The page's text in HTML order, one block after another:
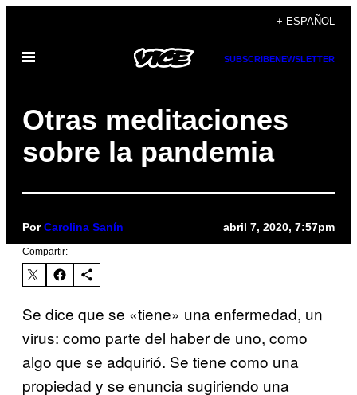
contenido
+ ESPAÑOL
Abrir
SUBSCRIBENEWSLETTER
Otras meditaciones
sobre la pandemia
PorCarolina Sanín abril 7, 2020, 7:57pm
Compartir:
Se dice que se «tiene» una enfermedad, un
virus: como parte del haber de uno, como
algo que se adquirió. Se tiene como una
propiedad y se enuncia sugiriendo una